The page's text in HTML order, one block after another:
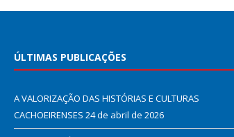
ÚLTIMAS PUBLICAÇÕES
A VALORIZAÇÃO DAS HISTÓRIAS E CULTURAS
CACHOEIRENSES 24 de abril de 2026